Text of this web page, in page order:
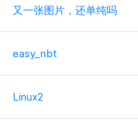
又一张图片，还单纯吗
easy_nbt
Linux2